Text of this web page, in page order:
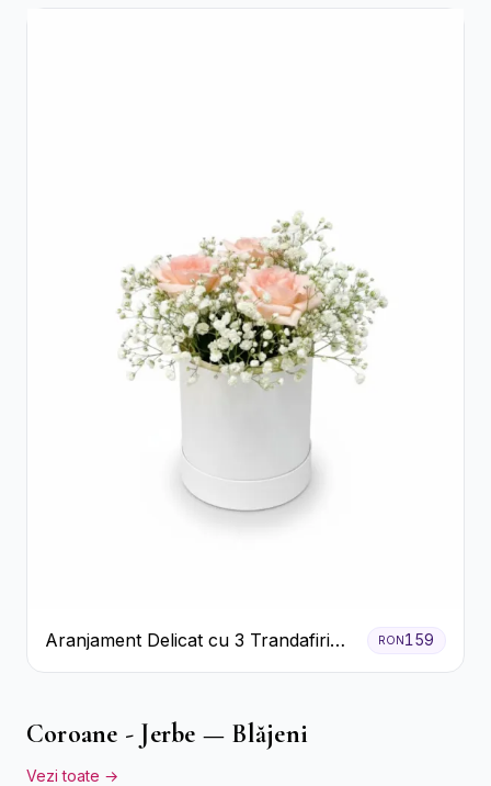
Aranjament Delicat cu 3 Trandafiri
Roz în Cutie Albă
RON159
Coroane - Jerbe — Blăjeni
Vezi toate →